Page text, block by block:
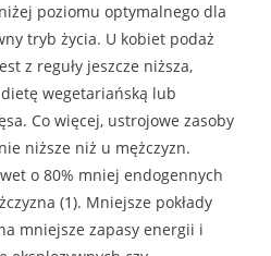
poziomu optymalnego dla
tryb życia. U kobiet podaż
z reguły jeszcze niższa,
wegetariańską lub
Co więcej, ustrojowe zasoby
niższe niż u mężczyzn.
o 80% mniej endogennych
(1). Mniejsze pokłady
mniejsze zapasy energii i